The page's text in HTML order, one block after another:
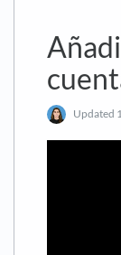
Updated